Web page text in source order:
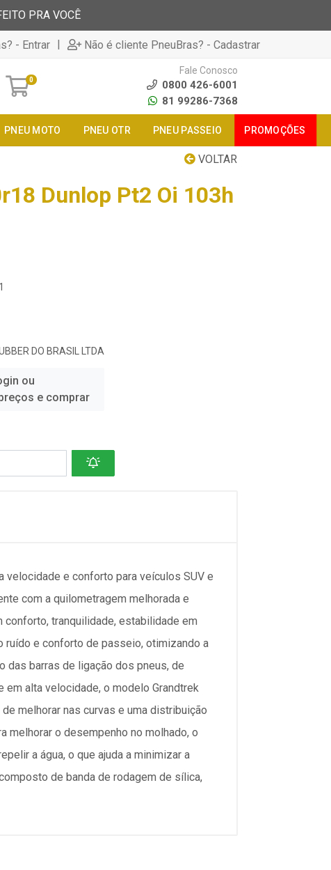
PRA VOCÊ
- Entrar | Não é cliente PneuBras? - Cadastrar
0
Fale Conosco
0800 426-6001
81 99286-7368
PNEU MOTO PNEU OTR PNEU PASSEIO PROMOÇÕES
VOLTAR
Dunlop Pt2 Oi 103h
DO BRASIL LTDA
ou
e comprar
velocidade e conforto para veículos SUV e
com a quilometragem melhorada e
tranquilidade, estabilidade em
ruído e conforto de passeio, otimizando a
das barras de ligação dos pneus, de
alta velocidade, o modelo Grandtrek
melhorar nas curvas e uma distribuição
melhorar o desempenho no molhado, o
a água, o que ajuda a minimizar a
de banda de rodagem de sílica,